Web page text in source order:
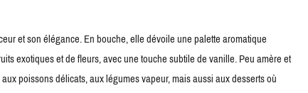
et son élégance. En bouche, elle dévoile une palette aromatique
exotiques et de fleurs, avec une touche subtile de vanille. Peu amère et
poissons délicats, aux légumes vapeur, mais aussi aux desserts où